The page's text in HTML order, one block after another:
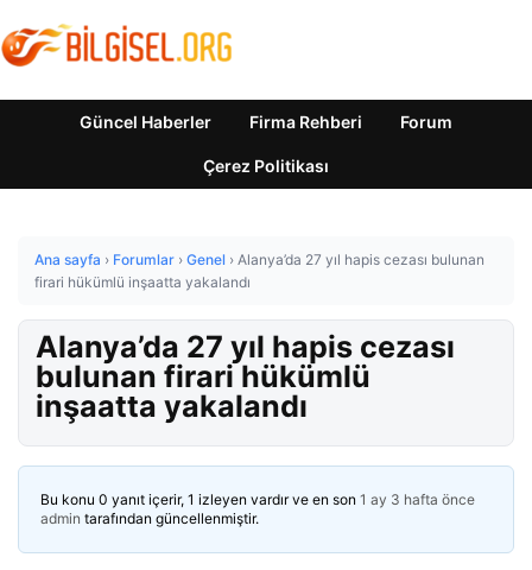
Güncel Haberler Firma Rehberi Forum
Çerez Politikası
Ana sayfa › Forumlar › Genel › Alanya’da 27 yıl hapis cezası bulunan
firari hükümlü inşaatta yakalandı
Alanya’da 27 yıl hapis cezası
bulunan firari hükümlü
inşaatta yakalandı
Bu konu 0 yanıt içerir, 1 izleyen vardır ve en son 1 ay 3 hafta önce
admin tarafından güncellenmiştir.